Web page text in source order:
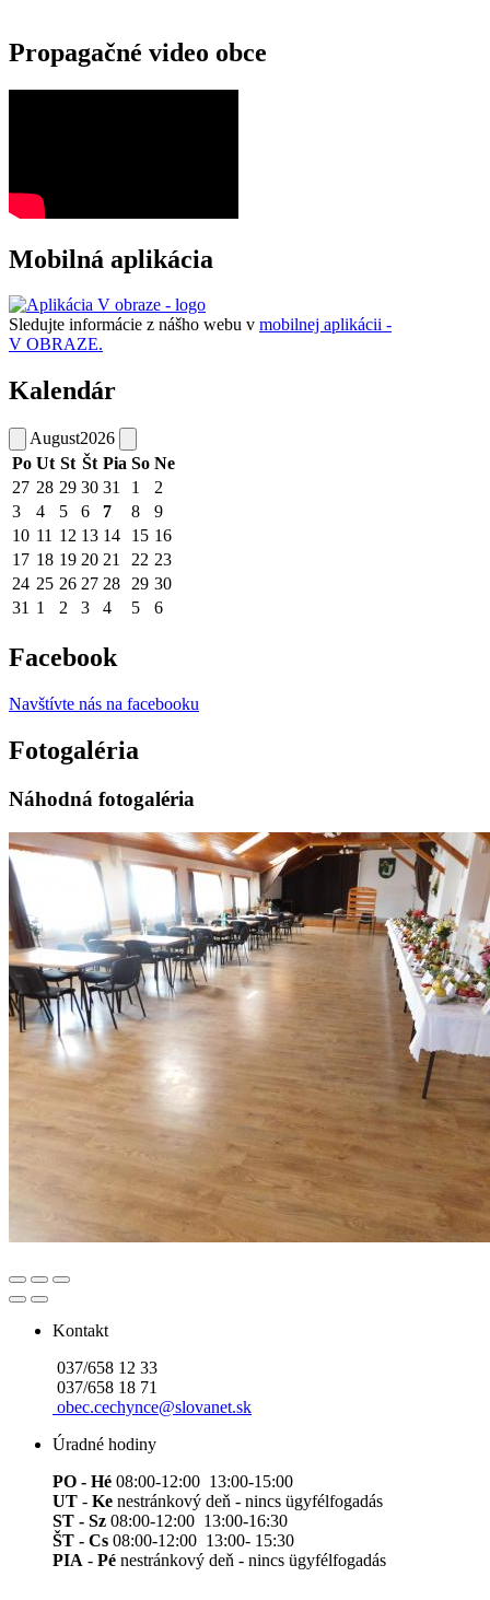
Propagačné video obce
Mobilná aplikácia
Sledujte informácie z nášho webu v mobilnej aplikácii -
V OBRAZE.
Kalendár
August2026
Po Ut St Št Pia So Ne
27 28 29 30 31 1
2
3
4 5 6 7 8
9
10 11 12 13 14 15 16
17 18 19 20 21 22 23
24 25 26 27 28 29 30
31 1 2 3 4 5 6
Facebook
Navštívte nás na facebooku
Fotogaléria
Náhodná fotogaléria
Kontakt
037/658 12 33
037/658 18 71
obec.cechynce@slovanet.sk
Úradné hodiny
PO - Hé 08:00-12:00 13:00-15:00
UT - Ke nestránkový deň - nincs ügyfélfogadás
ST - Sz 08:00-12:00 13:00-16:30
ŠT - Cs 08:00-12:00 13:00- 15:30
PIA - Pé nestránkový deň - nincs ügyfélfogadás